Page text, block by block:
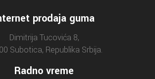
prodaja guma
Dimitrija Tucovića 8,
Subotica, Republika Srbija.
Radno vreme